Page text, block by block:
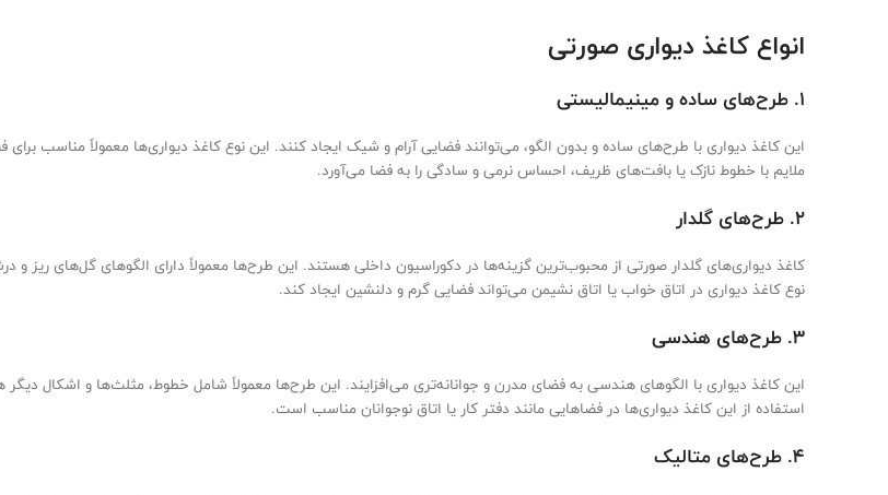
انواع کاغذ دیواری صورتی
۱. طرح‌های ساده و مینیمالیستی
این کاغذ دیواری با طرح‌های ساده و بدون الگو، می‌توانند فضایی آرام و شیک ایجاد کنند. این نوع کاغذ دیواری‌ها معمولاً مناسب
ملایم با خطوط نازک یا بافت‌های ظریف، احساس نرمی و سادگی را به فضا می‌آورد.
۲. طرح‌های گلدار
کاغذ دیواری‌های گلدار صورتی از محبوب‌ترین گزینه‌ها در دکوراسیون داخلی هستند. این طرح‌ها معمولاً دارای الگوهای گل‌های ریز
نوع کاغذ دیواری در اتاق خواب یا اتاق نشیمن می‌تواند فضایی گرم و دلنشین ایجاد کند.
۳. طرح‌های هندسی
این کاغذ دیواری با الگوهای هندسی به فضای مدرن و جوانانه‌تری می‌افزایند. این طرح‌ها معمولاً شامل خطوط، مثلث‌ها و اشکال
استفاده از این کاغذ دیواری‌ها در فضاهایی مانند دفتر کار یا اتاق نوجوانان مناسب است.
۴. طرح‌های متالیک